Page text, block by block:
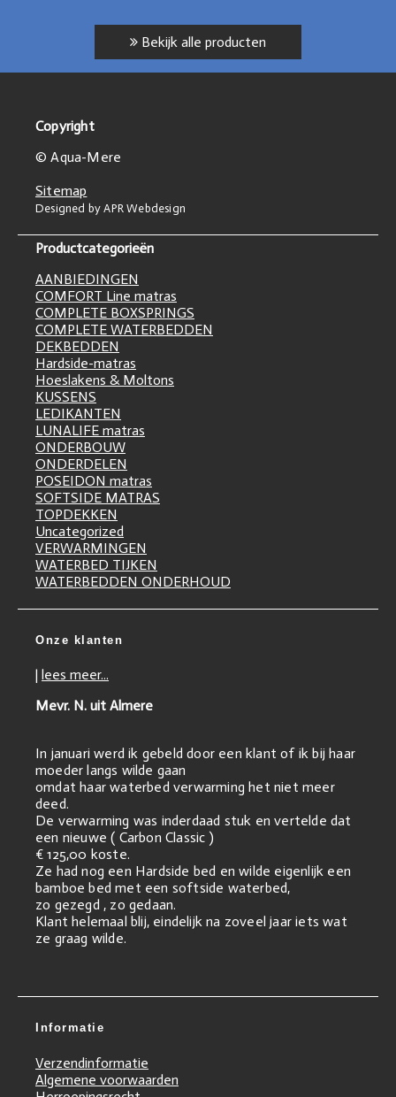
Bekijk alle producten
Copyright
© Aqua-Mere
Sitemap
Designed by APR Webdesign
Productcategorieën
AANBIEDINGEN
COMFORT Line matras
COMPLETE BOXSPRINGS
COMPLETE WATERBEDDEN
DEKBEDDEN
Hardside-matras
Hoeslakens & Moltons
KUSSENS
LEDIKANTEN
LUNALIFE matras
ONDERBOUW
ONDERDELEN
POSEIDON matras
SOFTSIDE MATRAS
TOPDEKKEN
Uncategorized
VERWARMINGEN
WATERBED TIJKEN
WATERBEDDEN ONDERHOUD
Onze klanten
| lees meer...
Mevr. N. uit Almere
In januari werd ik gebeld door een klant of ik bij haar
moeder langs wilde gaan
omdat haar waterbed verwarming het niet meer
deed.
De verwarming was inderdaad stuk en vertelde dat
een nieuwe ( Carbon Classic )
€ 125,00 koste.
Ze had nog een Hardside bed en wilde eigenlijk een
bamboe bed met een softside waterbed,
zo gezegd , zo gedaan.
Klant helemaal blij, eindelijk na zoveel jaar iets wat
ze graag wilde.
Informatie
Verzendinformatie
Algemene voorwaarden